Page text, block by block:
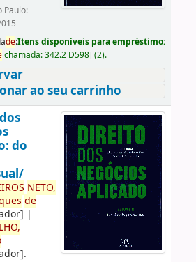
Paulo:
de:Itens disponíveis para empréstimo:
chamada:342.2 D598] (2).
ao seu carrinho
do
IROS NETO,
de
|
.